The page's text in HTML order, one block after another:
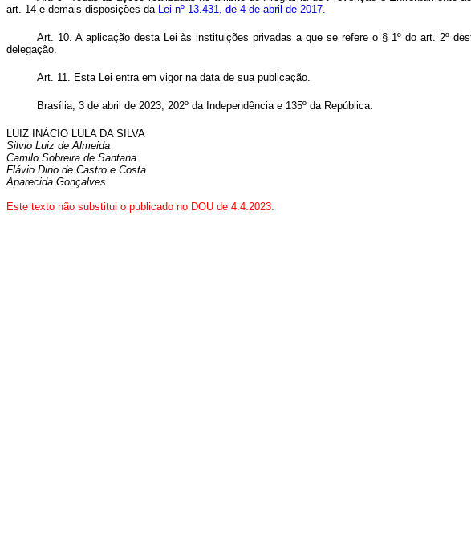
art. 14 e demais disposições da Lei nº 13.431, de 4 de abril de 2017.
Art. 10. A aplicação desta Lei às instituições privadas a que se refere o § 1º do art. 2º
delegação.
Art. 11. Esta Lei entra em vigor na data de sua publicação.
Brasília, 3 de abril de 2023; 202º da Independência e 135º da República.
LUIZ INÁCIO LULA DA SILVA
Silvio Luiz de Almeida
Camilo Sobreira de Santana
Flávio Dino de Castro e Costa
Aparecida Gonçalves
Este texto não substitui o publicado no DOU de 4.4.2023.